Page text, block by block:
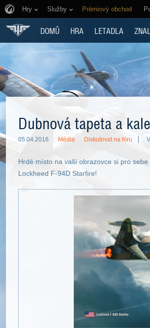
Hry Služby Prémiový obchod
DOMŮ HRA LETADLA
Dubnová tapeta a
05.04.2016 Média Diskutovat na fóru
Hrdé místo na vaší obrazovce si pro
Lockheed F-94D Starfire!